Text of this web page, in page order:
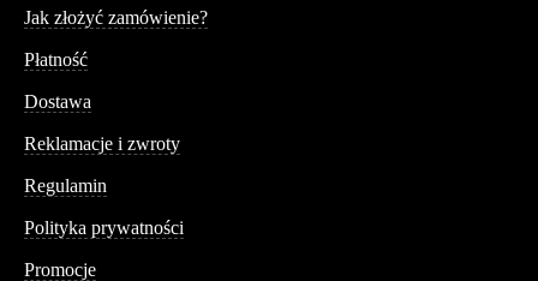
Jak złożyć zamówienie?
Płatność
Dostawa
Reklamacje i zwroty
Regulamin
Polityka prywatności
Promocje